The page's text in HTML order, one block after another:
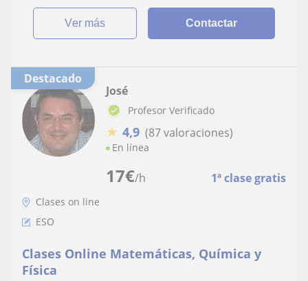
ver más Contactar
Destacado
17€/h 1ª clase gratis
José
Profesor Verificado
★ 4,9 (87 valoraciones)
En línea
Clases on line
ESO
Clases Online Matemáticas, Química y
Física